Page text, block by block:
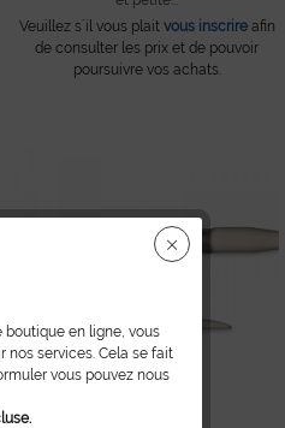
Veuillez s´il vous plait vous inscrireafin
de consulter les prix et de pouvoir
poursuivre vos achats.
en ligne, vous
nos services. Cela se fait
vous pouvez nous